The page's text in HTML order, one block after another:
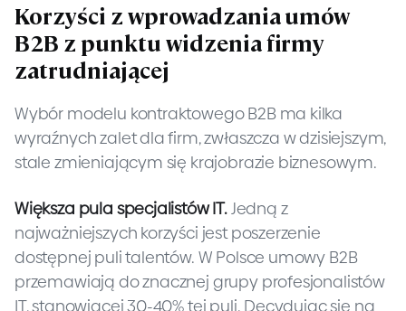
Korzyści z wprowadzania umów
B2B z punktu widzenia firmy
zatrudniającej
Wybór modelu kontraktowego B2B ma kilka
wyraźnych zalet dla firm, zwłaszcza w dzisiejszym,
stale zmieniającym się krajobrazie biznesowym.
Większa pula specjalistów IT.Jedną z
najważniejszych korzyści jest poszerzenie
dostępnej puli talentów. W Polsce umowy B2B
przemawiają do znacznej grupy profesjonalistów
IT, stanowiącej 30-40% tej puli. Decydując się na